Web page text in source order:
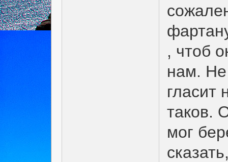
, чтоб
нам. Не
таков.
мог